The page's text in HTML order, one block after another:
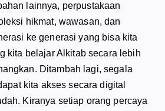
lainnya, perpustakaan
hikmat, wawasan, dan
ke generasi yang bisa kita
kita belajar Alkitab secara lebih
Ditambah lagi, segala
kita akses secara digital
Kiranya setiap orang percaya